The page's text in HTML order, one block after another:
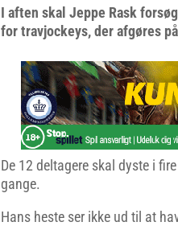
I aften skal Jeppe Rask
for travjockeys, der afgøres
De 12 deltagere skal dyste i
gange.
Hans heste ser ikke ud til at